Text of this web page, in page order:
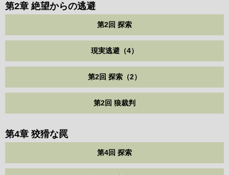
第2章 絶望からの逃避
第2回 探索
現実逃避（4）
第2回 探索（2）
第2回 狼裁判
第4章 狡猾な罠
第4回 探索